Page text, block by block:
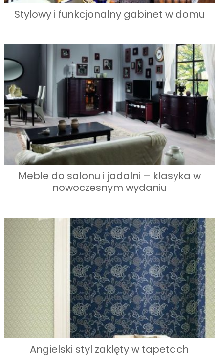
Stylowy i funkcjonalny gabinet w domu
Meble do salonu i jadalni – klasyka w
nowoczesnym wydaniu
Angielski styl zaklęty w tapetach